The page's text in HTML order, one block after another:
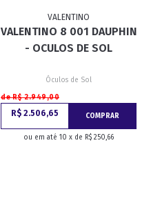
VALENTINO
VALENTINO 8 001 DAUPHIN
- OCULOS DE SOL
Óculos de Sol
de R$ 2.949,00
R$ 2.506,65 COMPRAR
ou em até 10 x de R$ 250,66